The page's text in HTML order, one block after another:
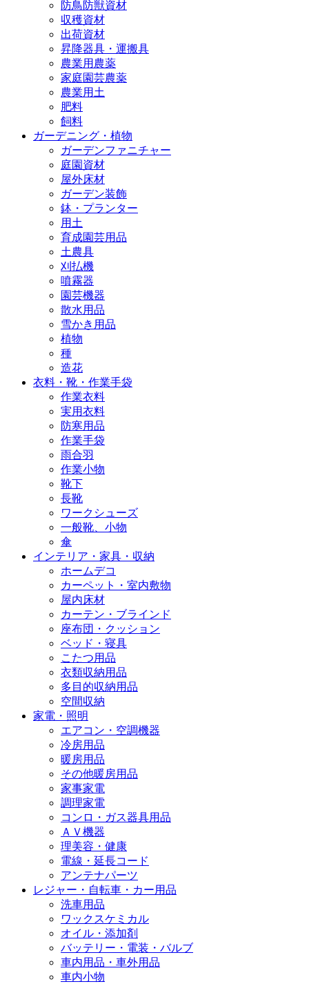
防鳥防獣資材
収穫資材
出荷資材
昇降器具・運搬具
農業用農薬
家庭園芸農薬
農業用土
肥料
飼料
ガーデニング・植物
ガーデンファニチャー
庭園資材
屋外床材
ガーデン装飾
鉢・プランター
用土
育成園芸用品
土農具
刈払機
噴霧器
園芸機器
散水用品
雪かき用品
植物
種
造花
衣料・靴・作業手袋
作業衣料
実用衣料
防寒用品
作業手袋
雨合羽
作業小物
靴下
長靴
ワークシューズ
一般靴、小物
傘
インテリア・家具・収納
ホームデコ
カーペット・室内敷物
屋内床材
カーテン・ブラインド
座布団・クッション
ベッド・寝具
こたつ用品
衣類収納用品
多目的収納用品
空間収納
家電・照明
エアコン・空調機器
冷房用品
暖房用品
その他暖房用品
家事家電
調理家電
コンロ・ガス器具用品
ＡＶ機器
理美容・健康
電線・延長コード
アンテナパーツ
レジャー・自転車・カー用品
洗車用品
ワックスケミカル
オイル・添加剤
バッテリー・電装・バルブ
車内用品・車外用品
車内小物